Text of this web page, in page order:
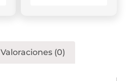
Valoraciones (0)